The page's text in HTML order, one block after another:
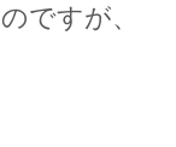
ですが、